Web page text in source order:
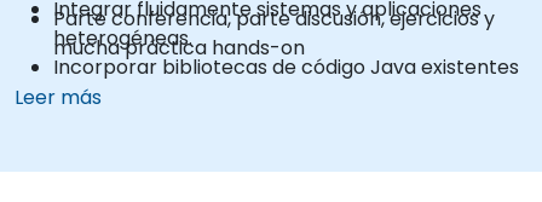
Integrar fluidamente sistemas y aplicaciones
heterogéneas.
Incorporar bibliotecas de código Java existentes
para extender proyectos.
Parte conferencia, parte discusión, ejercicios y
mucha práctica hands-on
Leer más